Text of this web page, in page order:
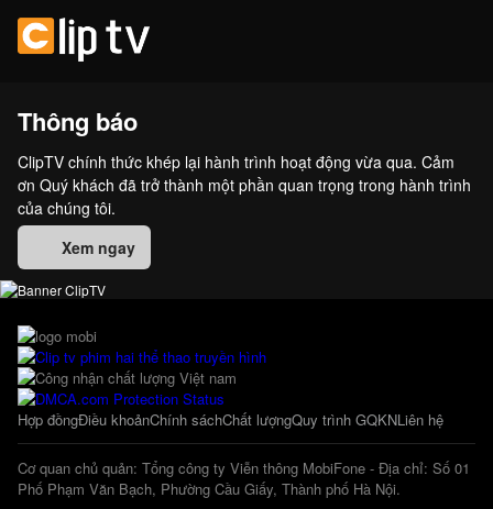
Thông báo
ClipTV chính thức khép lại hành trình hoạt động vừa qua. Cảm
ơn Quý khách đã trở thành một phần quan trọng trong hành trình
của chúng tôi.
Xem ngay
Hợp đồngĐiều khoảnChính sáchChất lượngQuy trình GQKNLiên hệ
Cơ quan chủ quản: Tổng công ty Viễn thông MobiFone - Địa chỉ: Số 01
Phố Phạm Văn Bạch, Phường Cầu Giấy, Thành phố Hà Nội.